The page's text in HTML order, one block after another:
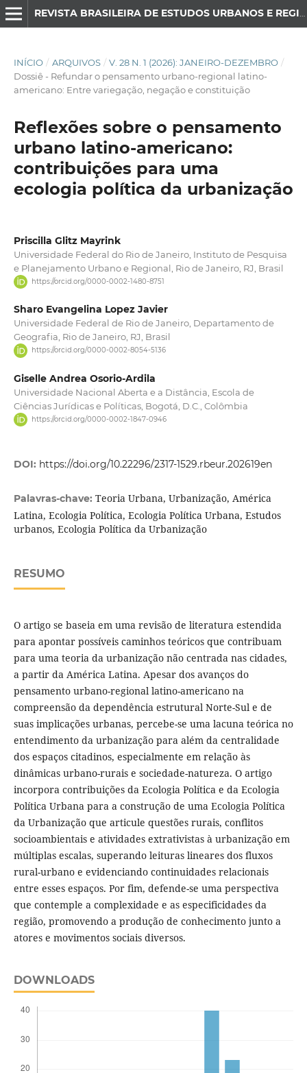
INÍCIO / ARQUIVOS / V. 28 N. 1 (2026): JANEIRO-DEZEMBRO /
Dossiê - Refundar o pensamento urbano-regional latino-
americano: Entre variegação, negação e constituição
Reflexões sobre o pensamento
urbano latino-americano:
contribuições para uma
ecologia política da urbanização
Priscilla Glitz Mayrink
Universidade Federal do Rio de Janeiro, Instituto de Pesquisa
e Planejamento Urbano e Regional, Rio de Janeiro, RJ, Brasil
https://orcid.org/0000-0002-1480-8751
Sharo Evangelina Lopez Javier
Universidade Federal de Rio de Janeiro, Departamento de
Geografia, Rio de Janeiro, RJ, Brasil
https://orcid.org/0000-0002-8054-5136
Giselle Andrea Osorio-Ardila
Universidade Nacional Aberta e a Distância, Escola de
Ciências Jurídicas e Políticas, Bogotá, D.C., Colômbia
https://orcid.org/0000-0002-1847-0946
DOI: https://doi.org/10.22296/2317-1529.rbeur.202619en
Palavras-chave: Teoria Urbana, Urbanização, América
Latina, Ecologia Política, Ecologia Política Urbana, Estudos
urbanos, Ecologia Política da Urbanização
RESUMO
O artigo se baseia em uma revisão de literatura estendida
para apontar possíveis caminhos teóricos que contribuam
para uma teoria da urbanização não centrada nas cidades,
a partir da América Latina. Apesar dos avanços do
pensamento urbano-regional latino-americano na
compreensão da dependência estrutural Norte-Sul e de
suas implicações urbanas, percebe-se uma lacuna teórica no
entendimento da urbanização para além da centralidade
dos espaços citadinos, especialmente em relação às
dinâmicas urbano-rurais e sociedade-natureza. O artigo
incorpora contribuições da Ecologia Política e da Ecologia
Política Urbana para a construção de uma Ecologia Política
da Urbanização que articule questões rurais, conflitos
socioambientais e atividades extrativistas à urbanização em
múltiplas escalas, superando leituras lineares dos fluxos
rural-urbano e evidenciando continuidades relacionais
entre esses espaços. Por fim, defende-se uma perspectiva
que contemple a complexidade e as especificidades da
região, promovendo a produção de conhecimento junto a
atores e movimentos sociais diversos.
DOWNLOADS